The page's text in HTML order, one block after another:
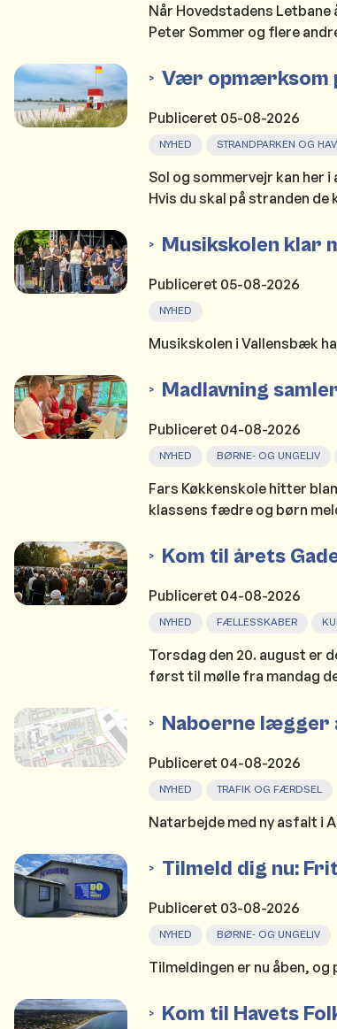
Når Hovedstadens Letbane
Peter Sommer og flere
Vær opmærksom
Publiceret 05-08-2026
NYHED STRANDPARKEN OG
Sol og sommervejr kan her
Hvis du skal på stranden de
Musikskolen klar
Publiceret 05-08-2026
NYHED
Musikskolen i Vallensbæk
Madlavning
Publiceret 04-08-2026
NYHED BØRNE- OG UNGELIV
Fars Køkkenskole hitter
klassens fædre og børn
Kom til årets
Publiceret 04-08-2026
NYHED FÆLLESSKABER
Torsdag den 20. august er
først til mølle fra mandag
Naboerne lægger
Publiceret 04-08-2026
NYHED TRAFIK OG FÆRDSEL
Natarbejde med ny asfalt i
Tilmeld dig nu:
Publiceret 03-08-2026
NYHED BØRNE- OG UNGELIV
Tilmeldingen er nu åben,
Kom til Havets